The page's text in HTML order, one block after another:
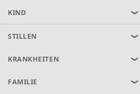
KIND
STILLEN
KRANKHEITEN
FAMILIE